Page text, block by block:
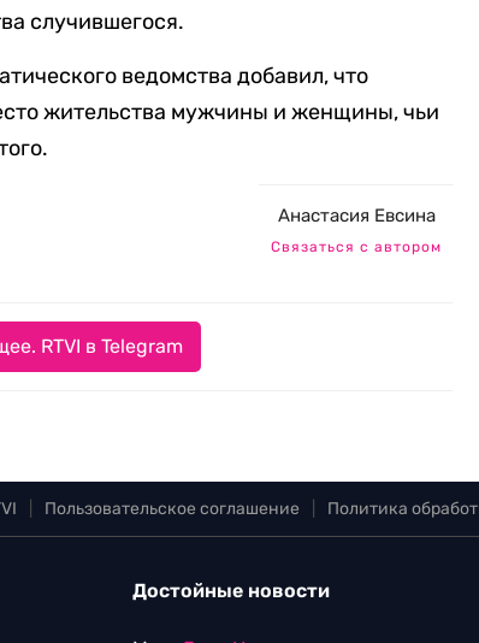
случившегося.
ведомства добавил, что
жительства мужчины и женщины, чьи
Анастасия Евсина
Связаться с автором
RTVI в Telegram
Пользовательское соглашение Политика
Достойные новости